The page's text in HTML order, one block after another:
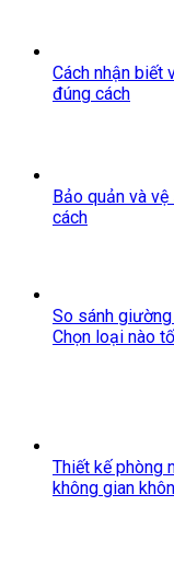
Cách nhận biết
đúng cách
Bảo quản và
cách
So sánh
Chọn loại nào
Thiết kế phòng
không gian